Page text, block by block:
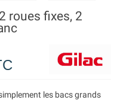
roues fixes, 2
les bacs grands